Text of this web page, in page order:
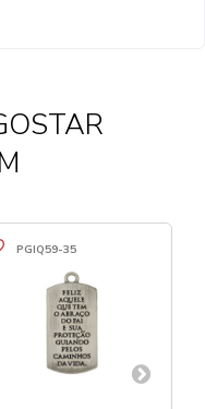
PGIQ59-35